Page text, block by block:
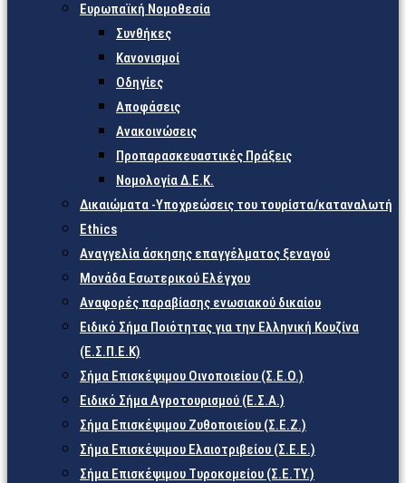
Ευρωπαϊκή Νομοθεσία
Συνθήκες
Κανονισμοί
Οδηγίες
Αποφάσεις
Ανακοινώσεις
Προπαρασκευαστικές Πράξεις
Νομολογία Δ.Ε.Κ.
Δικαιώματα -Υποχρεώσεις του τουρίστα/καταναλωτή
Ethics
Αναγγελία άσκησης επαγγέλματος ξεναγού
Μονάδα Εσωτερικού Ελέγχου
Αναφορές παραβίασης ενωσιακού δικαίου
Ειδικό Σήμα Ποιότητας για την Ελληνική Κουζίνα
(Ε.Σ.Π.Ε.Κ)
Σήμα Επισκέψιμου Οινοποιείου (Σ.Ε.Ο.)
Ειδικό Σήμα Αγροτουρισμού (Ε.Σ.Α.)
Σήμα Επισκέψιμου Ζυθοποιείου (Σ.Ε.Ζ.)
Σήμα Επισκέψιμου Ελαιοτριβείου (Σ.Ε.Ε.)
Σήμα Επισκέψιμου Τυροκομείου (Σ.Ε.TY.)